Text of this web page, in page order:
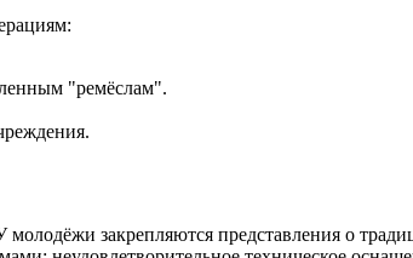
"ремёслам".
закрепляются представления о